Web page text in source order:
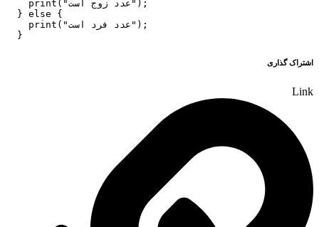
    print("عدد زوج است");
  } else {
    print("عدد فرد است");
اشتراک گذاری
Link